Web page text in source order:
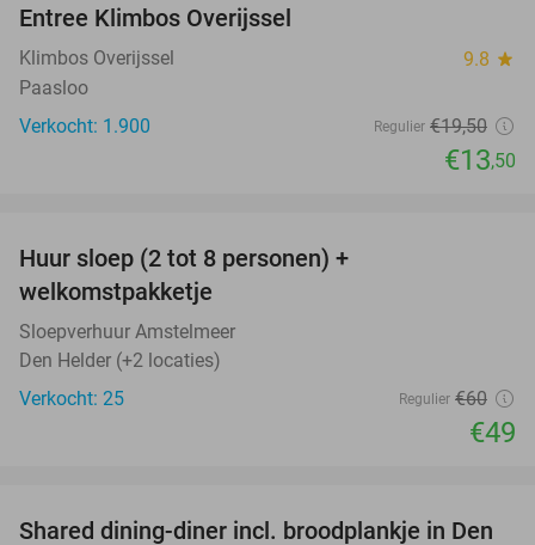
Entree Klimbos Overijssel
Klimbos Overijssel 9.8 star
Paasloo
Verkocht: 1.900
Regulier €19,50
€13,50
Huur sloep (2 tot 8 personen) +
welkomstpakketje
Sloepverhuur Amstelmeer
Den Helder (+2 locaties)
Verkocht: 25
Regulier €60
€49
Shared dining-diner incl. broodplankje in Den